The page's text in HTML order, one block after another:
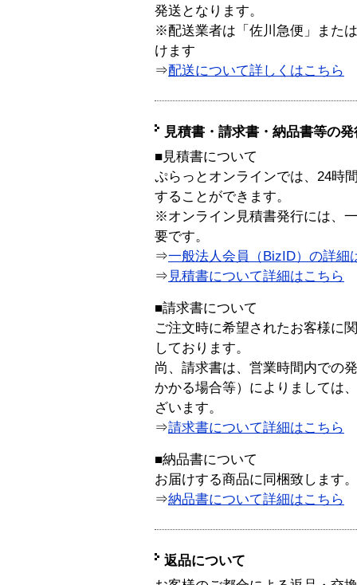
発送となります。
※配送業者は「佐川急便」また
けます
⇒配送について詳しくはこちら
見積書・請求書・納品書等の
■見積書について
ぷらっとオンラインでは、24時
することができます。
※オンライン見積書発行には、
要です。
⇒一般法人会員（BizID）の詳細
⇒ 見積書について詳細はこちら
■請求書について
ご注文時に希望されたお客様に
しております。
尚、請求書は、営業時間内での
かかる場合等）によりましては
ざいます。
⇒請求書について詳細はこちら
■納品書について
お届けする商品に同梱致します。
⇒納品書について詳細はこちら
返品について